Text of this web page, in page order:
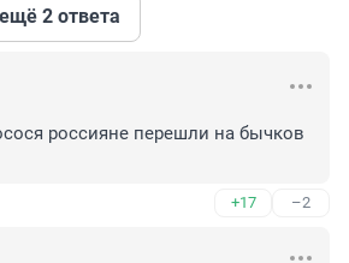
2 ответа
россияне перешли на бычков
+17 –2